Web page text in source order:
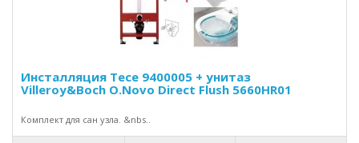
Инсталляция Tece 9400005 + унитаз
Villeroy&Boch O.Novo Direct Flush 5660HR01
Комплект для сан узла. &nbs..